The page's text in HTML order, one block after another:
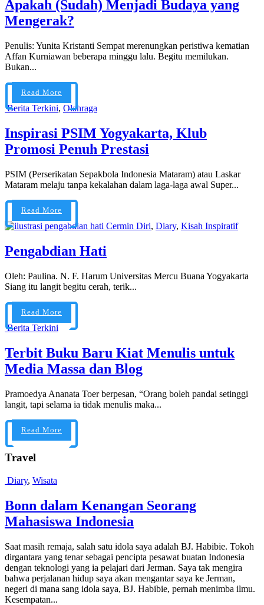
Apakah (Sudah) Menjadi Budaya yang
Mengerak?
Penulis: Yunita Kristanti Sempat merenungkan peristiwa kematian
Affan Kurniawan beberapa minggu lalu. Begitu memilukan.
Bukan...
Read More
Berita Terkini, Olahraga
Inspirasi PSIM Yogyakarta, Klub
Promosi Penuh Prestasi
PSIM (Perserikatan Sepakbola Indonesia Mataram) atau Laskar
Mataram melaju tanpa kekalahan dalam laga-laga awal Super...
Read More
Cermin Diri, Diary, Kisah Inspiratif
Pengabdian Hati
Oleh: Paulina. N. F. Harum Universitas Mercu Buana Yogyakarta
Siang itu langit begitu cerah, terik...
Read More
Berita Terkini
Terbit Buku Baru Kiat Menulis untuk
Media Massa dan Blog
Pramoedya Ananata Toer berpesan, “Orang boleh pandai setinggi
langit, tapi selama ia tidak menulis maka...
Read More
Travel
Diary, Wisata
Bonn dalam Kenangan Seorang
Mahasiswa Indonesia
Saat masih remaja, salah satu idola saya adalah BJ. Habibie. Tokoh
dirgantara yang tenar sebagai pencipta pesawat buatan Indonesia
dengan teknologi yang ia pelajari dari Jerman. Saya tak mengira
bahwa perjalanan hidup saya akan mengantar saya ke Jerman,
negeri di mana sang idola saya, BJ. Habibie, pernah menimba ilmu.
Kesempatan...